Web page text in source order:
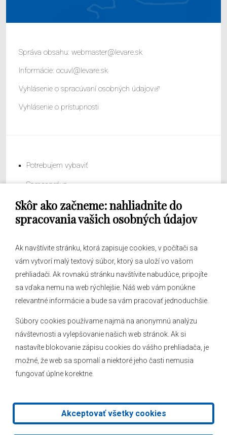
Skôr ako začneme: nahliadnite do
spracovania vašich osobných údajov
Ak navštívite stránku, ktorá zapisuje cookies, v počítači sa
vám vytvorí malý textový súbor, ktorý sa uloží vo vašom
prehliadači. Ak rovnakú stránku navštívite nabudúce, pripojíte
sa vďaka nemu na web rýchlejšie. Náš web vám ponúkne
relevantné informácie a bude sa vám pracovať jednoduchšie.
Súbory cookies používame najmä na anonymnú analýzu
návštevnosti a vylepšovanie našich web stránok. Ak si
nastavíte blokovanie zápisu cookies do vášho prehliadača, je
možné, že web sa spomalí a niektoré jeho časti nemusia
fungovať úplne korektne.
Akceptovať všetky cookies
Správa obsahu: webmaster@levare.sk
Informácie: ocuvl@levare.sk
Vyhlásenie o spracúvaní osobných údajov
Vyhlásenie o prístupnosti
Potrebujem vybaviť
Samospráva
Obecný úrad
O obci
Hlásenia obecného rozhlasu
Kontakt
Mapa stránok